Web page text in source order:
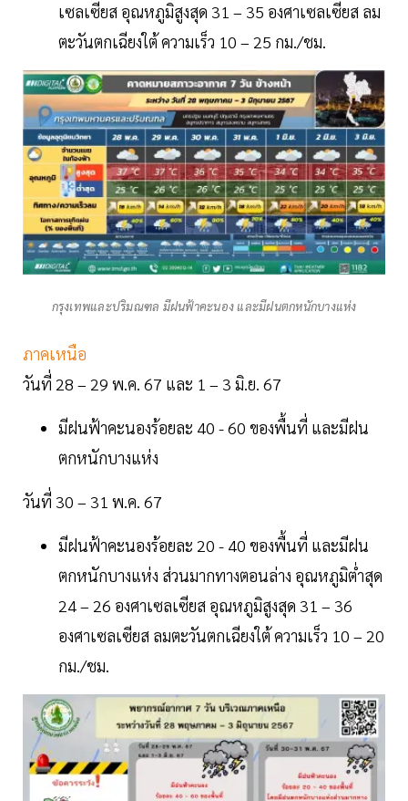
เซลเซียส อุณหภูมิสูงสุด 31 – 35 องศาเซลเซียส ลม
ตะวันตกเฉียงใต้ ความเร็ว 10 – 25 กม./ชม.
กรุงเทพและปริมณฑล มีฝนฟ้าคะนอง และมีฝนตกหนักบางแห่ง
ภาคเหนือ
วันที่ 28 – 29 พ.ค. 67 และ 1 – 3 มิ.ย. 67
มีฝนฟ้าคะนองร้อยละ 40 - 60 ของพื้นที่ และมีฝน
ตกหนักบางแห่ง
วันที่ 30 – 31 พ.ค. 67
มีฝนฟ้าคะนองร้อยละ 20 - 40 ของพื้นที่ และมีฝน
ตกหนักบางแห่ง ส่วนมากทางตอนล่าง อุณหภูมิต่ำสุด
24 – 26 องศาเซลเซียส อุณหภูมิสูงสุด 31 – 36
องศาเซลเซียส ลมตะวันตกเฉียงใต้ ความเร็ว 10 – 20
กม./ชม.